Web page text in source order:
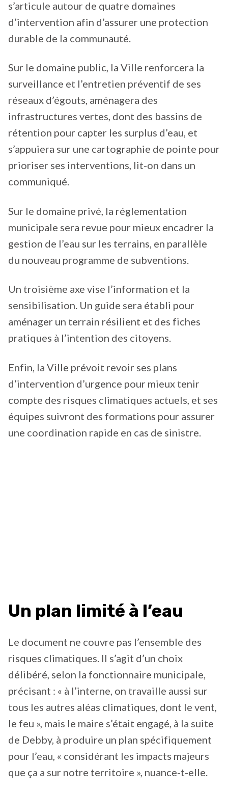
s’articule autour de quatre domaines
d’intervention afin d’assurer une protection
durable de la communauté.
Sur le domaine public, la Ville renforcera la
surveillance et l’entretien préventif de ses
réseaux d’égouts, aménagera des
infrastructures vertes, dont des bassins de
rétention pour capter les surplus d’eau, et
s’appuiera sur une cartographie de pointe pour
prioriser ses interventions, lit-on dans un
communiqué.
Sur le domaine privé, la réglementation
municipale sera revue pour mieux encadrer la
gestion de l’eau sur les terrains, en parallèle
du nouveau programme de subventions.
Un troisième axe vise l’information et la
sensibilisation. Un guide sera établi pour
aménager un terrain résilient et des fiches
pratiques à l’intention des citoyens.
Enfin, la Ville prévoit revoir ses plans
d’intervention d’urgence pour mieux tenir
compte des risques climatiques actuels, et ses
équipes suivront des formations pour assurer
une coordination rapide en cas de sinistre.
Un plan limité à l’eau
Le document ne couvre pas l’ensemble des
risques climatiques. Il s’agit d’un choix
délibéré, selon la fonctionnaire municipale,
précisant : « à l’interne, on travaille aussi sur
tous les autres aléas climatiques, dont le vent,
le feu », mais le maire s’était engagé, à la suite
de Debby, à produire un plan spécifiquement
pour l’eau, « considérant les impacts majeurs
que ça a sur notre territoire », nuance-t-elle.